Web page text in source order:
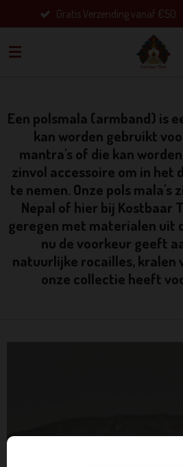
direct
naar
Gratis Verzending vanaf €50.
Een polsmala (armband) is
kan worden gebruikt
mantra's of die kan
zinvol accessoire om in het
te nemen. Onze pols mala's
Nepal of hier bij Kostbaar
geregen met materialen uit
nu de voorkeur geeft
natuurlijke rocailles, kralen
onze collectie heeft